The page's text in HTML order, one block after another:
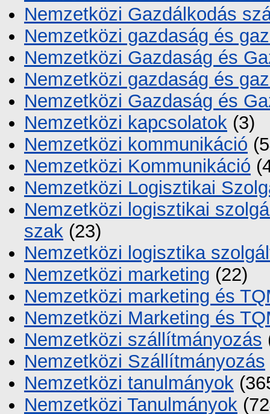
Nemzetközi Gazdálkodás
Nemzetközi gazdaság és
Nemzetközi Gazdaság és
Nemzetközi gazdaság és
Nemzetközi Gazdaság és
Nemzetközi kapcsolatok (3)
Nemzetközi kommunikáció
Nemzetközi Kommunikáció
Nemzetközi Logisztikai
Nemzetközi logisztikai
szak (23)
Nemzetközi logisztika
Nemzetközi marketing (22)
Nemzetközi marketing és
Nemzetközi Marketing és
Nemzetközi szállítmányozás
Nemzetközi Szállítmányozás
Nemzetközi tanulmányok
Nemzetközi Tanulmányok